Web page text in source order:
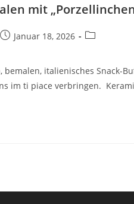
mit
BeitragJanuar 18, 2026
Beitrags-
bemalen, italienisches Snack-
im ti piace verbringen.